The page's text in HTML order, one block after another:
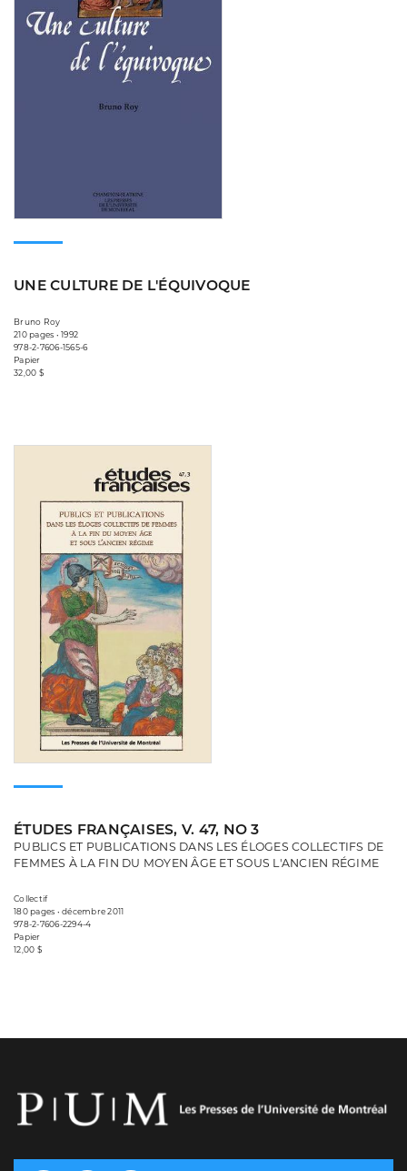
UNE CULTURE DE L'ÉQUIVOQUE
Bruno Roy
210 pages • 1992
978-2-7606-1565-6
Papier
32,00 $
ÉTUDES FRANÇAISES, V. 47, NO 3
PUBLICS ET PUBLICATIONS DANS LES ÉLOGES COLLECTIFS DE
FEMMES À LA FIN DU MOYEN ÂGE ET SOUS L'ANCIEN RÉGIME
Collectif
180 pages • décembre 2011
978-2-7606-2294-4
Papier
12,00 $